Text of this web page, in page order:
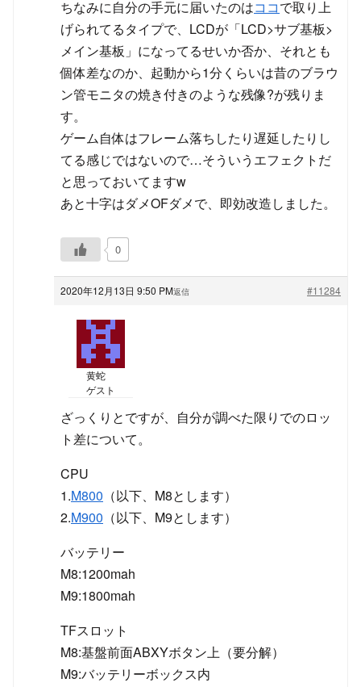
ちなみに自分の手元に届いたのはココで取り上
げられてるタイプで、LCDが「LCD>サブ基板>
メイン基板」になってるせいか否か、それとも
個体差なのか、起動から1分くらいは昔のブラウ
ン管モニタの焼き付きのような残像?が残りま
す。
ゲーム自体はフレーム落ちしたり遅延したりし
てる感じではないので…そういうエフェクトだ
と思っておいてますw
あと十字はダメOFダメで、即効改造しました。
0
2020年12月13日 9:50 PM #11284
返信
黄蛇
ゲスト
ざっくりとですが、自分が調べた限りでのロッ
ト差について。
CPU
1.M800 （以下、M8とします）
2.M900 （以下、M9とします）
バッテリー
M8:1200mah
M9:1800mah
TFスロット
M8:基盤前面ABXYボタン上（要分解）
M9:バッテリーボックス内